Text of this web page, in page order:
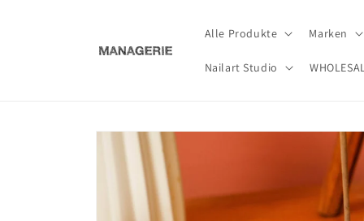
Alle Produkte Marken
Nailart Studio
Zu
Produktinformationen